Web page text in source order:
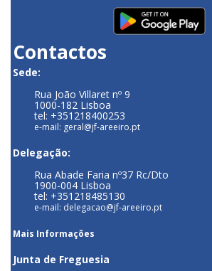
Contactos
Sede:
Rua João Villaret nº 9
1000-182 Lisboa
tel: +351218400253
e-mail: geral@jf-areeiro.pt
Delegação:
Rua Abade Faria nº37 Rc/Dto
1900-004 Lisboa
tel: +351218485130
e-mail: delegacao@jf-areeiro.pt
Mais Informações
Junta de Freguesia